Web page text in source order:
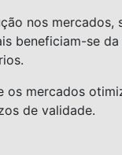
nos
beneficiam-se
mercados
de validade.